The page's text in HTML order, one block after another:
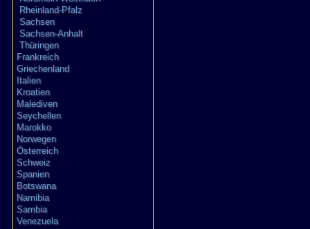
Rheinland-Pfalz
Sachsen
Sachsen-Anhalt
Thüringen
Frankreich
Griechenland
Italien
Kroatien
Malediven
Seychellen
Marokko
Norwegen
Österreich
Schweiz
Spanien
Botswana
Namibia
Sambia
Venezuela